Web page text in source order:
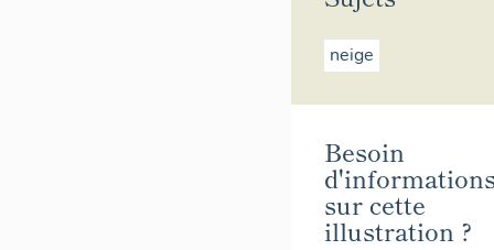
neige
Besoin
sur cette
illustration ?